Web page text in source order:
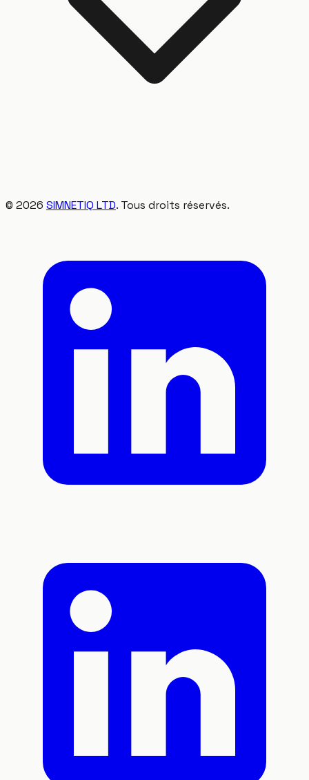
© 2026 SIMNETIQ LTD. Tous droits réservés.